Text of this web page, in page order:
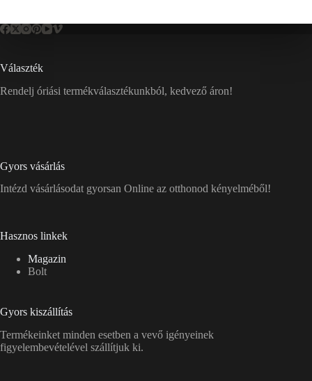
Választék
Rendelj óriási termékválasztékunkból, kedvező áron!
Gyors vásárlás
Intézd vásárlásodat gyorsan Online az otthonod kényelméből!
Hasznos linkek
Magazin
Bolt
Gyors kiszállítás
Termékeinket minden esetben a vevő igényeinek
figyelembevételével szállítjuk ki.